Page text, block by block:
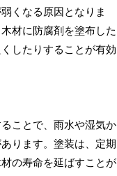
くなる原因となりま
材に防腐剤を塗布した
したりすることが有効
ことで、雨水や湿気か
ります。塗装は、定期
の寿命を延ばすことが